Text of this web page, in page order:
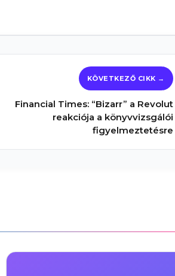
Financial Times: “Bizarr” a Revolut
reakciója a könyvvizsgálói
figyelmeztetésre